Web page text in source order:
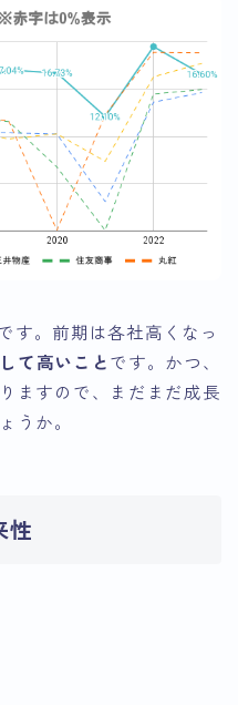
す。前期は各社高くなっ
て高いことです。かつ、
ますので、まだまだ成長
うか。
性